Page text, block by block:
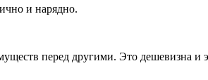
и нарядно.
перед другими. Это дешевизна и